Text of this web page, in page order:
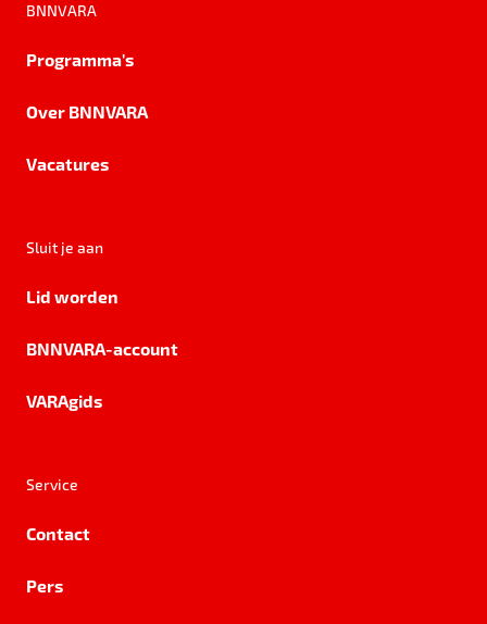
BNNVARA
Programma's
Over BNNVARA
Vacatures
Sluit je aan
Lid worden
BNNVARA-account
VARAgids
Service
Contact
Pers